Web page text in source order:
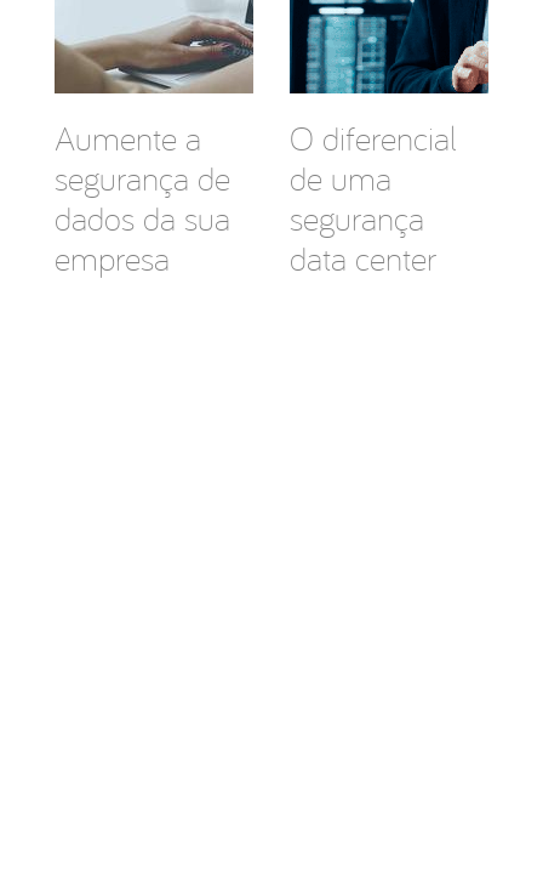
Aumente a
segurança de
dados da sua
empresa
O diferencial
de uma
segurança
data center